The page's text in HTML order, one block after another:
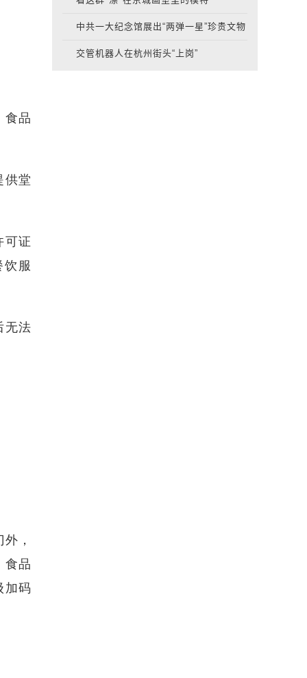
品
堂
证
服
法
，
食品
加码
中共一大纪念馆展出“两弹一星”珍贵文物
交管机器人在杭州街头“上岗”